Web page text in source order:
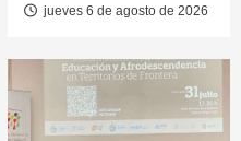
jueves 6 de agosto de 2026